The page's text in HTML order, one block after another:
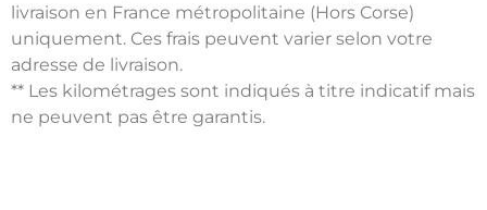
livraison en France métropolitaine (Hors Corse)
uniquement. Ces frais peuvent varier selon votre
adresse de livraison.
** Les kilométrages sont indiqués à titre indicatif mais
ne peuvent pas être garantis.